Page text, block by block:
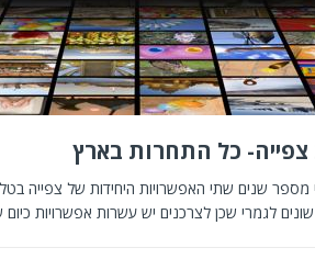
צפייה- כל התחרות בארץ
שנים שתי האפשרויות היחידות של צפייה
לגמרי שכן לצרכנים יש עשרות אפשרויות כיום